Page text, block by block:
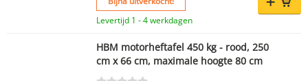
Levertijd 1 - 4 werkdagen
HBM motorheftafel 450 kg - rood, 250
cm x 66 cm, maximale hoogte 80 cm